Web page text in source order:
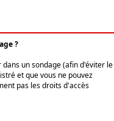
?
un sondage (afin d'éviter le
et que vous ne pouvez
pas les droits d'accès